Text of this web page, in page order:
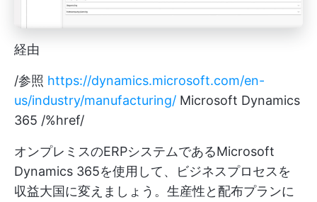
経由
/参照 https://dynamics.microsoft.com/en-
us/industry/manufacturing/ Microsoft Dynamics
365 /%href/
オンプレミスのERPシステムであるMicrosoft
Dynamics 365を使用して、ビジネスプロセスを
収益大国に変えましょう。生産性と配布プランに